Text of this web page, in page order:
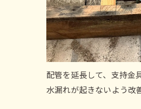
配管を延長して、支持金
水漏れが起きないよう改